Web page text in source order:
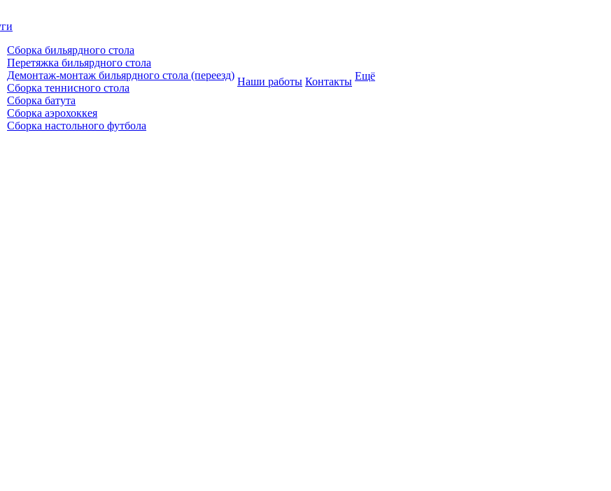
Сборка бильярдного стола
Перетяжка бильярдного стола
Демонтаж-монтаж бильярдного стола (переезд)
Сборка теннисного стола
Сборка батута
Сборка аэрохоккея
Сборка настольного футбола
Наши работы Контакты Ещё